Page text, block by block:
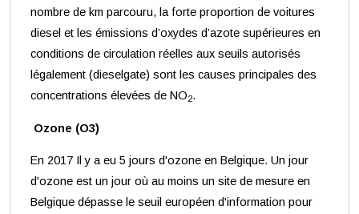
nombre de km parcouru, la forte proportion de voitures
diesel et les émissions d’oxydes d’azote supérieures en
conditions de circulation réelles aux seuils autorisés
légalement (dieselgate) sont les causes principales des
concentrations élevées de NO2.
Ozone (O3)
En 2017 Il y a eu 5 jours d'ozone en Belgique. Un jour
d'ozone est un jour où au moins un site de mesure en
Belgique dépasse le seuil européen d'information pour